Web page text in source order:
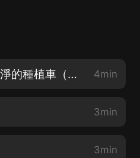
第230集 做一個愛干淨的種植車（完） 4min
3min
3min